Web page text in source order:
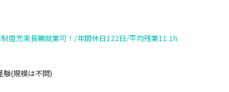
度充実長期就業可！/年間休日122日/平均残業11.1h
(規模は不問)